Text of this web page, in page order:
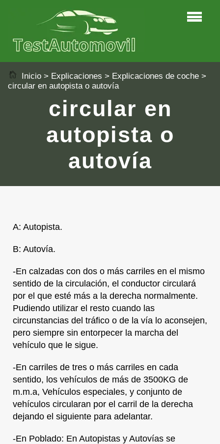
Inicio > Explicaciones > Explicaciones de coche >
circular en autopista o autovía
circular en
autopista o
autovía
A: Autopista.
B: Autovía.
-En calzadas con dos o más carriles en el mismo
sentido de la circulación, el conductor circulará
por el que esté más a la derecha normalmente.
Pudiendo utilizar el resto cuando las
circunstancias del tráfico o de la vía lo aconsejen,
pero siempre sin entorpecer la marcha del
vehículo que le sigue.
-En carriles de tres o más carriles en cada
sentido, los vehículos de más de 3500KG de
m.m.a, Vehículos especiales, y conjunto de
vehículos circularan por el carril de la derecha
dejando el siguiente para adelantar.
-En Poblado: En Autopistas y Autovías se